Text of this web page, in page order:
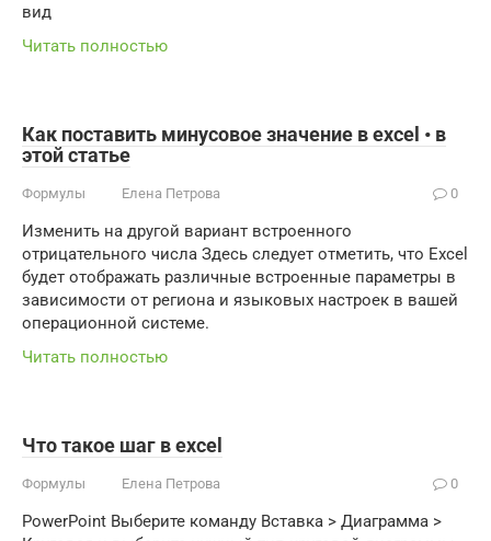
вид
Читать полностью
Как поставить минусовое значение в excel • в
этой статье
Формулы Елена Петрова 0
Изменить на другой вариант встроенного
отрицательного числа Здесь следует отметить, что Excel
будет отображать различные встроенные параметры в
зависимости от региона и языковых настроек в вашей
операционной системе.
Читать полностью
Что такое шаг в excel
Формулы Елена Петрова 0
PowerPoint Выберите команду Вставка > Диаграмма >